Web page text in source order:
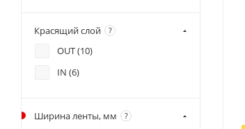
Красящий слой ?
OUT (10)
IN (6)
Ширина ленты, мм ?